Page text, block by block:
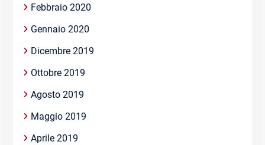
Febbraio 2020
Gennaio 2020
Dicembre 2019
Ottobre 2019
Agosto 2019
Maggio 2019
Aprile 2019